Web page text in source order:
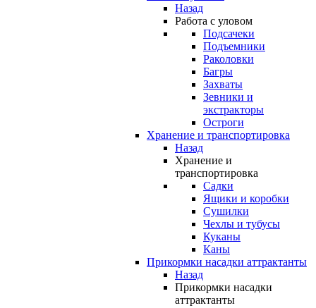
Назад
Работа с уловом
Подсачеки
Подъемники
Раколовки
Багры
Захваты
Зевники и
экстракторы
Остроги
Хранение и транспортировка
Назад
Хранение и
транспортировка
Садки
Ящики и коробки
Сушилки
Чехлы и тубусы
Куканы
Каны
Прикормки насадки аттрактанты
Назад
Прикормки насадки
аттрактанты